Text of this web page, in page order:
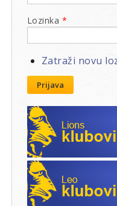
Lozinka *
Zatraži novu
Prijava
Lions klubovi
Leo klubovi